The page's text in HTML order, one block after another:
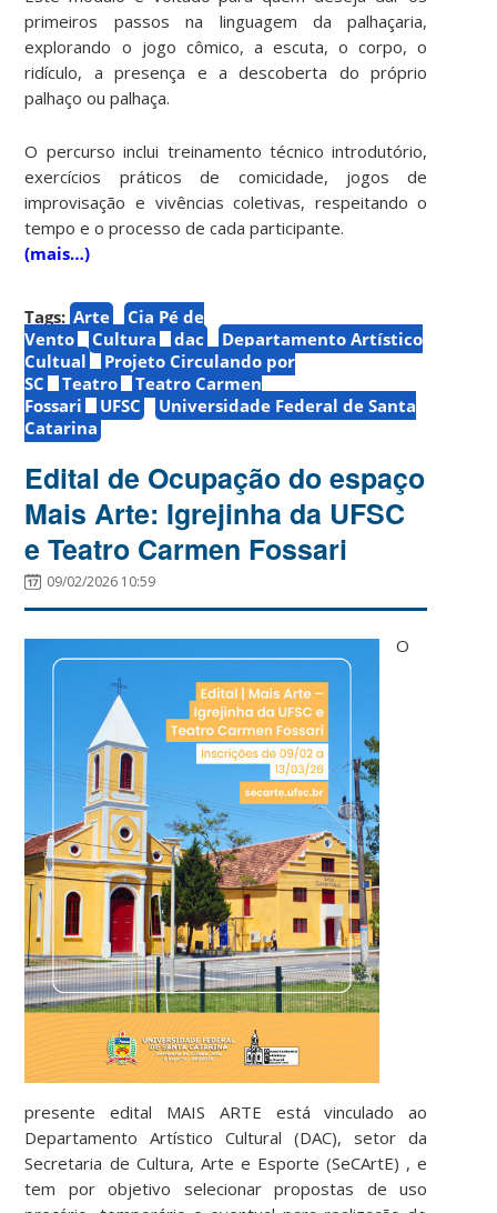
primeiros passos na linguagem da palhaçaria,
explorando o jogo cômico, a escuta, o corpo, o
ridículo, a presença e a descoberta do próprio
palhaço ou palhaça.
O percurso inclui treinamento técnico introdutório,
exercícios práticos de comicidade, jogos de
improvisação e vivências coletivas, respeitando o
tempo e o processo de cada participante.
(mais…)
Tags: Arte
Cia Pé de
Vento
Cultura dac
Departamento Artístico
Cultual
Projeto Circulando por
SC
Teatro
Teatro Carmen
Fossari
UFSC
Universidade Federal de Santa
Catarina
Edital de Ocupação do espaço
Mais Arte: Igrejinha da UFSC
e Teatro Carmen Fossari
09/02/2026 10:59
O
presente edital MAIS ARTE está vinculado ao
Departamento Artístico Cultural (DAC), setor da
Secretaria de Cultura, Arte e Esporte (SeCArtE) , e
tem por objetivo selecionar propostas de uso